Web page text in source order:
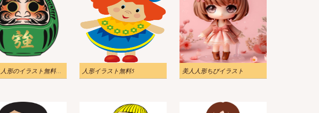
だるま人形のイラスト無料ダウンロード 人形イラスト無料5 美人人形ちびイラスト